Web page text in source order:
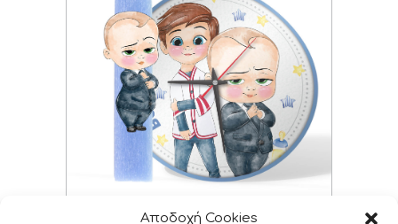
Αποδοχή Cookies
Αρωματική λαμπάδα με ξύλινη φιγούρα & δώρο